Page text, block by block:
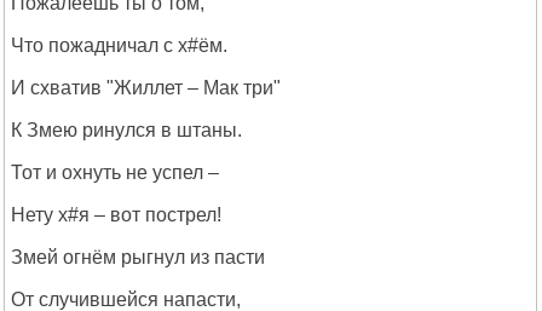
Что пожадничал с х#ём.
И схватив "Жиллет – Мак три"
К Змею ринулся в штаны.
Тот и охнуть не успел –
Нету х#я – вот пострел!
Змей огнём рыгнул из пасти
От случившейся напасти,